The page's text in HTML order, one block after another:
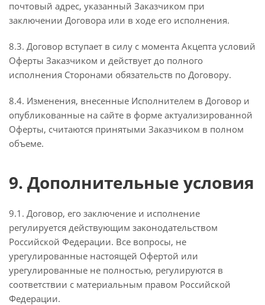
почтовый адрес, указанный Заказчиком при
заключении Договора или в ходе его исполнения.
8.3. Договор вступает в силу с момента Акцепта условий
Оферты Заказчиком и действует до полного
исполнения Сторонами обязательств по Договору.
8.4. Изменения, внесенные Исполнителем в Договор и
опубликованные на сайте в форме актуализированной
Оферты, считаются принятыми Заказчиком в полном
объеме.
9. Дополнительные условия
9.1. Договор, его заключение и исполнение
регулируется действующим законодательством
Российской Федерации. Все вопросы, не
урегулированные настоящей Офертой или
урегулированные не полностью, регулируются в
соответствии с материальным правом Российской
Федерации.